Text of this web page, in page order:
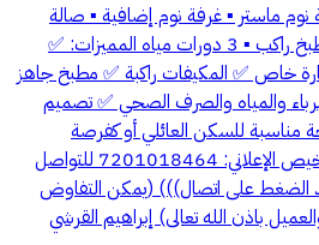
ماستر ▪️ غرفة نوم إضافية ▪️ صالة
واسعة ▪️ مجلس مستقل ▪️ مطبخ راكب ▪️ 3 دورات مياه المميزات: ✅
خاص ✅ المكيفات راكبة ✅ مطبخ جاهز
والمياه والصرف الصحي ✅ تصميم
مناسبة للسكن العائلي أو كفرصة
استثمارية في أحياء الدمام. الترخيص الإعلاني: 7201018464 للتواصل
الضغط على اتصال))) (يمكن التفاوض
باذن الله تعالى) إبراهيم القرشي